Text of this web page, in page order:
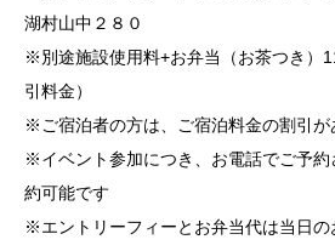
湖村山中２８０
※別途施設使用料+お弁当（お茶つき）
引料金）
※ご宿泊者の方は、ご宿泊料金の割引
※イベント参加につき、お電話でご予
約可能です
※エントリーフィーとお弁当代は当日の